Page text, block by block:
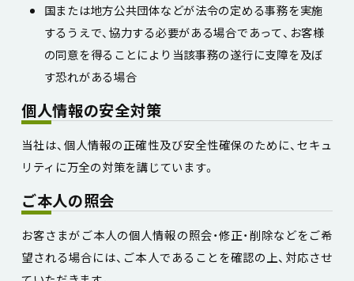
国または地方公共団体などが法令の定める事務を実施
するうえで、協力する必要がある場合であって、お客様
の同意を得ることにより当該事務の遂行に支障を及ぼ
す恐れがある場合
個人情報の安全対策
当社は、個人情報の正確性及び安全性確保のために、セキュ
リティに万全の対策を講じています。
ご本人の照会
お客さまがご本人の個人情報の照会・修正・削除などをご希
望される場合には、ご本人であることを確認の上、対応させ